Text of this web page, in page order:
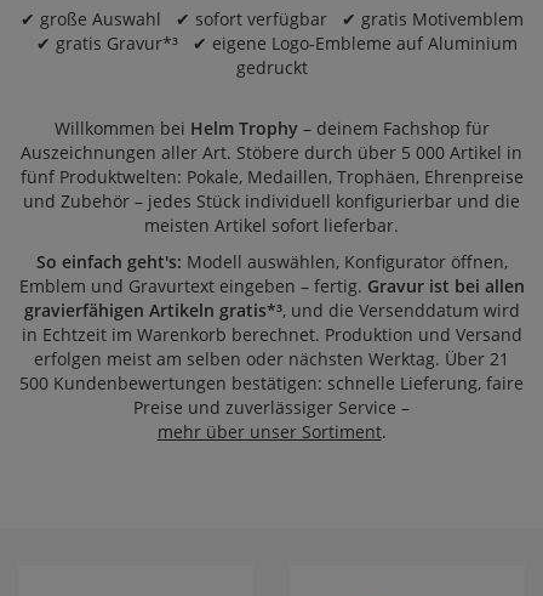
✔ große Auswahl ✔ sofort verfügbar ✔ gratis Motivemblem
✔ gratis Gravur*³ ✔ eigene Logo‑Embleme auf Aluminium
gedruckt
Willkommen bei Helm Trophy– deinem Fachshop für
Auszeichnungen aller Art. Stöbere durch über 5 000 Artikel in
fünf Produktwelten: Pokale, Medaillen, Trophäen, Ehrenpreise
und Zubehör – jedes Stück individuell konfigurierbar und die
meisten Artikel sofort lieferbar.
So einfach geht's: Modell auswählen, Konfigurator öffnen,
Emblem und Gravurtext eingeben – fertig. Gravur ist bei allen
gravierfähigen Artikeln gratis*³, und die Versenddatum wird
in Echtzeit im Warenkorb berechnet. Produktion und Versand
erfolgen meist am selben oder nächsten Werktag. Über 21
500 Kundenbewertungen bestätigen: schnelle Lieferung, faire
Preise und zuverlässiger Service –
mehr über unser Sortiment.